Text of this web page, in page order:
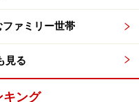
ては昨年、借り換えし
きに1900万円借りまし
です。20年後、60歳の
ます。
ァミリー世帯
見る
キング